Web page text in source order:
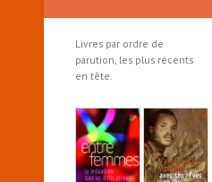
Livres par ordre de
parution, les plus récents
en tête.